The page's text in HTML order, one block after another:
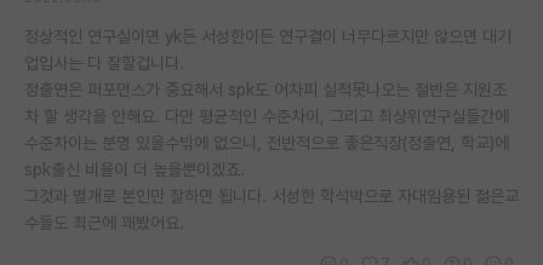
유학교육
이벤트
반도체 아카데미
재팬라운지 🌸
정상적인 연구실이면 yk든 서성한이든 연구결이 너무다르지만 않으면 대기
업입사는 다 잘할겁니다.
정출연은 퍼포먼스가 중요해서 spk도 어차피 실적못나오는 절반은 지원조
차 할 생각을 안해요. 다만 평균적인 수준차이, 그리고 최상위연구실들간에
수준차이는 분명 있을수밖에 없으니, 전반적으로 좋은직장(정출연, 학교)에
spk출신 비율이 더 높을뿐이겠죠.
그것과 별개로 본인만 잘하면 됩니다. 서성한 학석박으로 자대임용된 젊은교
수들도 최근에 꽤봤어요.